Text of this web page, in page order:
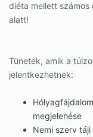
diéta mellett
alatt!
Tünetek, amik a
jelentkezhetnek:
megjelenése
Nemi szerv táji